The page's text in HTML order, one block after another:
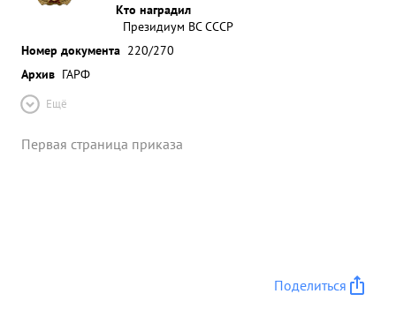
Кто наградил
Президиум ВС СССР
Номер документа 220/270
Архив ГАРФ
Ещё
Первая страница приказа
Поделиться